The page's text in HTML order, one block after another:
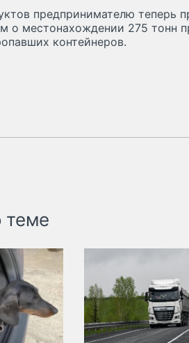
предпринимателю теперь
о местонахождении 275 тонн
контейнеров.
теме